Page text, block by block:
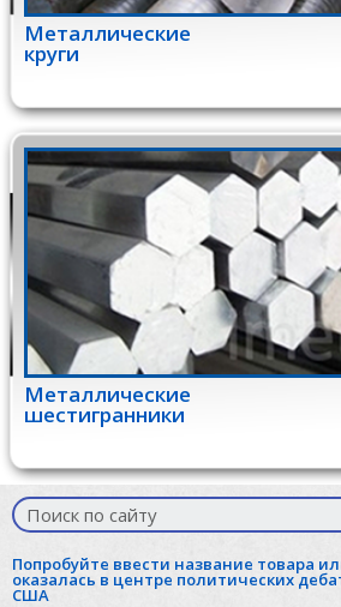
Металлические
круги
Металлические
шестигранники
Попробуйте ввести название товара
оказалась в центре политических
США